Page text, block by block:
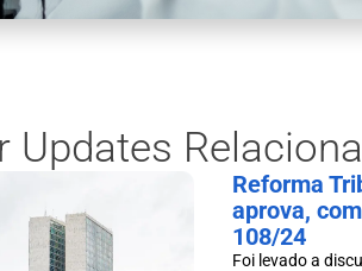
Updates
Reforma
aprova,
108/24
Foi levado a